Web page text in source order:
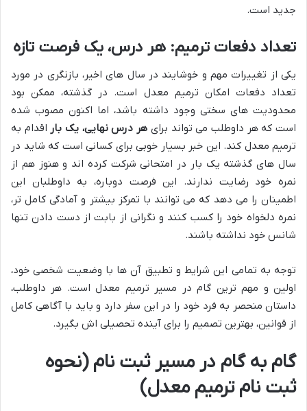
جدید است.
تعداد دفعات ترمیم: هر درس، یک فرصت تازه
یکی از تغییرات مهم و خوشایند در سال های اخیر، بازنگری در مورد
تعداد دفعات امکان ترمیم معدل است. در گذشته، ممکن بود
محدودیت های سختی وجود داشته باشد، اما اکنون مصوب شده
است که هر داوطلب می تواند برای هر درس نهایی، یک بار اقدام به
ترمیم معدل کند. این خبر بسیار خوبی برای کسانی است که شاید در
سال های گذشته یک بار در امتحانی شرکت کرده اند و هنوز هم از
نمره خود رضایت ندارند. این فرصت دوباره، به داوطلبان این
اطمینان را می دهد که می توانند با تمرکز بیشتر و آمادگی کامل تر،
نمره دلخواه خود را کسب کنند و نگرانی از بابت از دست دادن تنها
شانس خود نداشته باشند.
توجه به تمامی این شرایط و تطبیق آن ها با وضعیت شخصی خود،
اولین و مهم ترین گام در مسیر ترمیم معدل است. هر داوطلب،
داستان منحصر به فرد خود را در این سفر دارد و باید با آگاهی کامل
از قوانین، بهترین تصمیم را برای آینده تحصیلی اش بگیرد.
گام به گام در مسیر ثبت نام (نحوه
ثبت نام ترمیم معدل)